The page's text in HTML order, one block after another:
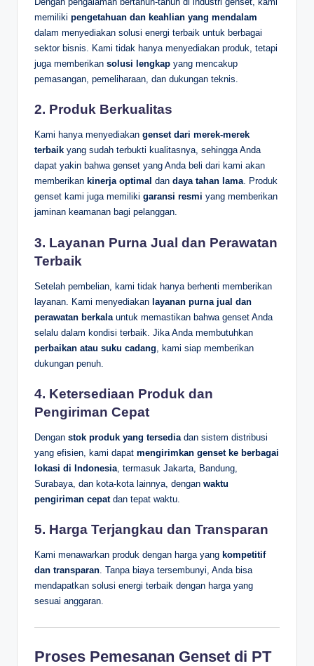
memiliki pengetahuan dan keahlian yang mendalam
dalam menyediakan solusi energi terbaik untuk berbagai
sektor bisnis. Kami tidak hanya menyediakan produk, tetapi
juga memberikan solusi lengkap yang mencakup
pemasangan, pemeliharaan, dan dukungan teknis.
2. Produk Berkualitas
Kami hanya menyediakan genset dari merek-merek
terbaik yang sudah terbukti kualitasnya, sehingga Anda
dapat yakin bahwa genset yang Anda beli dari kami akan
memberikan kinerja optimal dan daya tahan lama. Produk
genset kami juga memiliki garansi resmi yang memberikan
jaminan keamanan bagi pelanggan.
3. Layanan Purna Jual dan Perawatan
Terbaik
Setelah pembelian, kami tidak hanya berhenti memberikan
layanan. Kami menyediakan layanan purna jual dan
perawatan berkala untuk memastikan bahwa genset Anda
selalu dalam kondisi terbaik. Jika Anda membutuhkan
perbaikan atau suku cadang , kami siap memberikan
dukungan penuh.
4. Ketersediaan Produk dan
Pengiriman Cepat
Dengan stok produk yang tersedia dan sistem distribusi
yang efisien, kami dapat mengirimkan genset ke berbagai
lokasi di Indonesia , termasuk Jakarta, Bandung,
Surabaya, dan kota-kota lainnya, dengan waktu
pengiriman cepatdan tepat waktu.
5. Harga Terjangkau dan Transparan
Kami menawarkan produk dengan harga yang kompetitif
dan transparan . Tanpa biaya tersembunyi, Anda bisa
mendapatkan solusi energi terbaik dengan harga yang
sesuai anggaran.
Proses Pemesanan Genset di PT